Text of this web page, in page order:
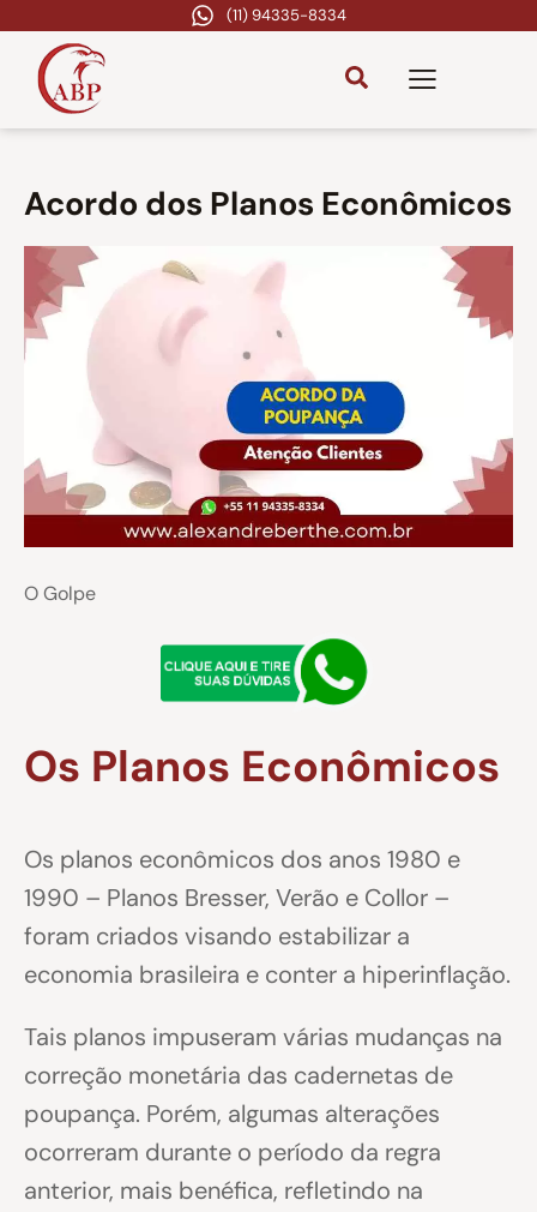
(11) 94335-8334
Acordo dos Planos Econômicos
O Golpe
Os Planos Econômicos
Os planos econômicos dos anos 1980 e
1990 – Planos Bresser, Verão e Collor –
foram criados visando estabilizar a
economia brasileira e conter a hiperinflação.
Tais planos impuseram várias mudanças na
correção monetária das cadernetas de
poupança. Porém, algumas alterações
ocorreram durante o período da regra
anterior, mais benéfica, refletindo na